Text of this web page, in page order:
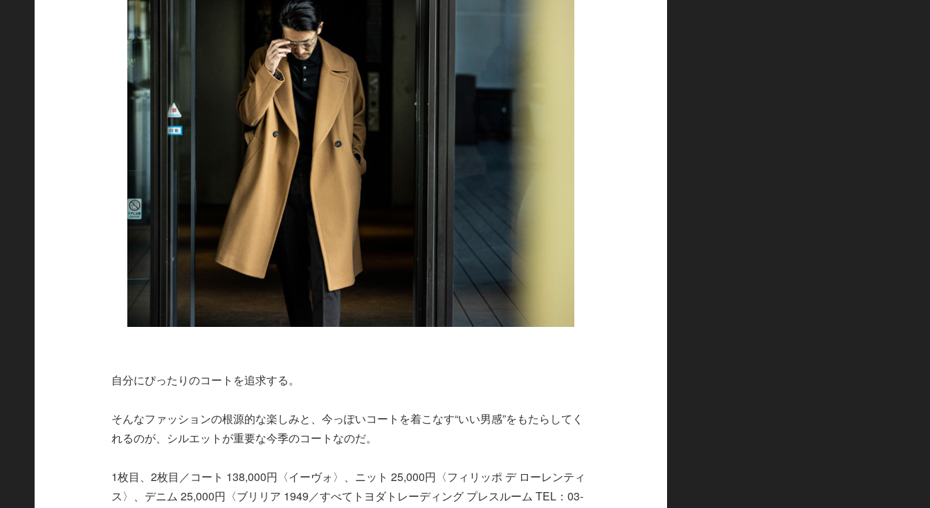
自分にぴったりのコートを追求する。
そんなファッションの根源的な楽しみと、今っぽいコートを着こなす“いい男感”をもたらしてく
れるのが、シルエットが重要な今季のコートなのだ。
1枚目、2枚目／コート 138,000円〈イーヴォ〉、ニット 25,000円〈フィリッポ デ ローレンティ
ス〉、デニム 25,000円〈ブリリア 1949／すべてトヨダトレーディング プレスルーム TEL：03-